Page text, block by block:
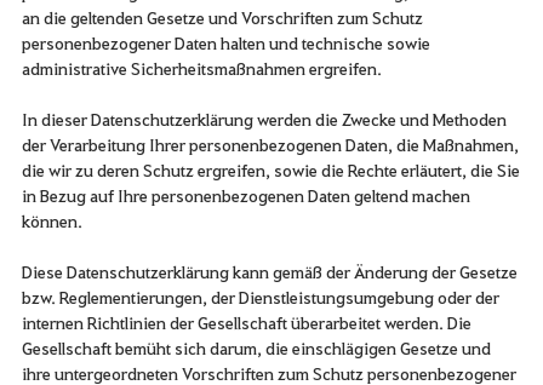
an die geltenden Gesetze und Vorschriften zum Schutz
personenbezogener Daten halten und technische sowie
administrative Sicherheitsmaßnahmen ergreifen.
In dieser Datenschutzerklärung werden die Zwecke und Methoden
der Verarbeitung Ihrer personenbezogenen Daten, die Maßnahmen,
die wir zu deren Schutz ergreifen, sowie die Rechte erläutert, die Sie
in Bezug auf Ihre personenbezogenen Daten geltend machen
können.
Diese Datenschutzerklärung kann gemäß der Änderung der Gesetze
bzw. Reglementierungen, der Dienstleistungsumgebung oder der
internen Richtlinien der Gesellschaft überarbeitet werden. Die
Gesellschaft bemüht sich darum, die einschlägigen Gesetze und
ihre untergeordneten Vorschriften zum Schutz personenbezogener